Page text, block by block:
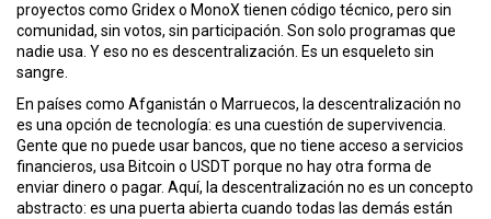
proyectos como Gridex o MonoX tienen código técnico, pero sin
comunidad, sin votos, sin participación. Son solo programas que
nadie usa. Y eso no es descentralización. Es un esqueleto sin
sangre.
En países como Afganistán o Marruecos, la descentralización no
es una opción de tecnología: es una cuestión de supervivencia.
Gente que no puede usar bancos, que no tiene acceso a servicios
financieros, usa Bitcoin o USDT porque no hay otra forma de
enviar dinero o pagar. Aquí, la descentralización no es un concepto
abstracto: es una puerta abierta cuando todas las demás están